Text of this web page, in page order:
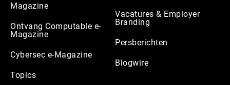
Magazine
Ontvang Computable e-
Magazine
Cybersec e-Magazine
Topics
Vacatures & Employer
Branding
Persberichten
Blogwire